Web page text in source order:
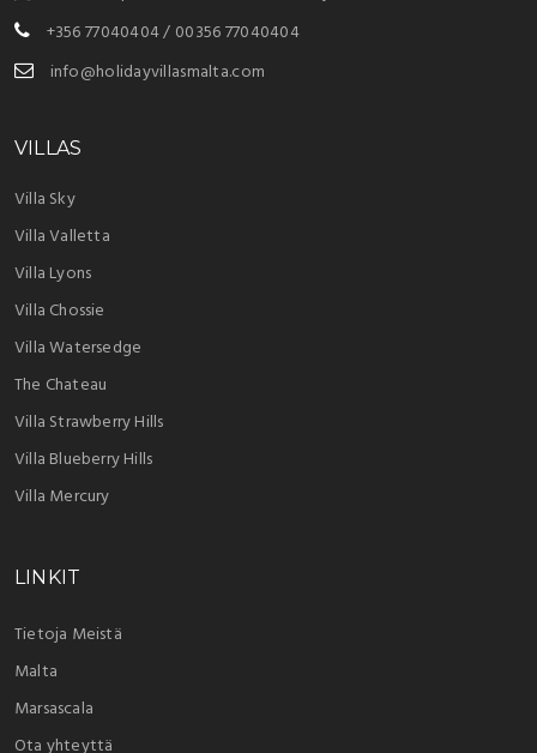
+356 77040404 / 00356 77040404
info@holidayvillasmalta.com
VILLAS
Villa Sky
Villa Valletta
Villa Lyons
Villa Chossie
Villa Watersedge
The Chateau
Villa Strawberry Hills
Villa Blueberry Hills
Villa Mercury
LINKIT
Tietoja Meistä
Malta
Marsascala
Ota yhteyttä